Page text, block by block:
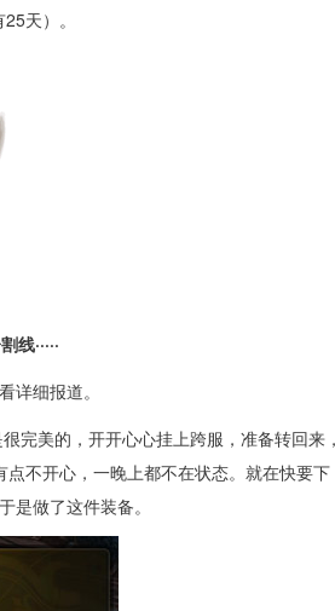
天）。
线·····
详细报道。
完美的，开开心心挂上跨服，准备转回来
不开心，一晚上都不在状态。就在快要下
是做了这件装备。